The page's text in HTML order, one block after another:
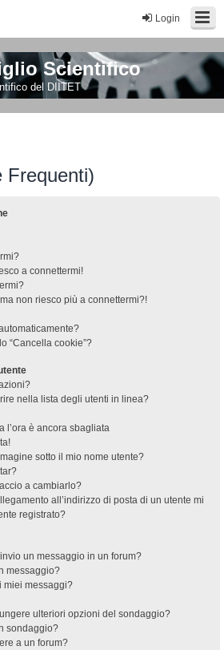
Login
Scientifico
del DIITET
Frequenti)
a connettermi!
non riesco più a connettermi?!
“Cancella cookie”?
nella lista degli utenti in linea?
l’ora è ancora sbagliata
sotto il mio nome utente?
a cambiarlo?
all’indirizzo di posta di un utente mi
registrato?
un messaggio in un forum?
messaggio?
miei messaggi?
ulteriori opzioni del sondaggio?
sondaggio?
a un forum?